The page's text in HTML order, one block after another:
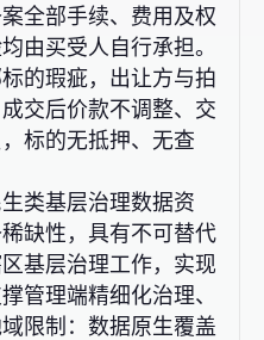
全部手续、费用及权
由买受人自行承担。
的瑕疵，出让方与拍
交后价款不调整、交
标的无抵押、无查
类基层治理数据资
缺性，具有不可替代
基层治理工作，实现
管理端精细化治理、
限制：数据原生覆盖